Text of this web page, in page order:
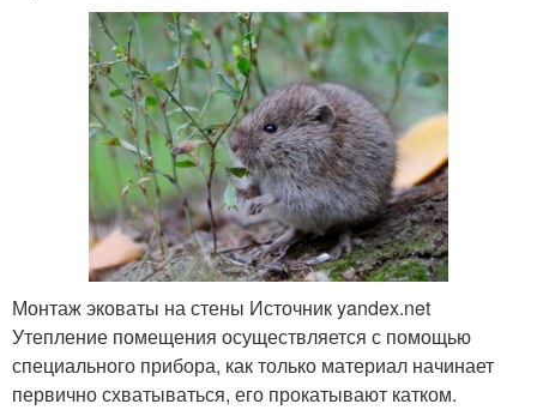
Монтаж эковаты на стены Источник yandex.net
Утепление помещения осуществляется с помощью
специального прибора, как только материал начинает
первично схватываться, его прокатывают катком.